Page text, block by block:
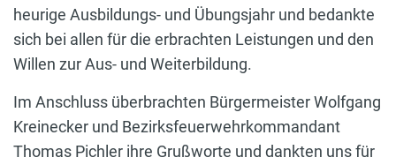
heurige Ausbildungs- und Übungsjahr und bedankte
sich bei allen für die erbrachten Leistungen und den
Willen zur Aus- und Weiterbildung.
Im Anschluss überbrachten Bürgermeister Wolfgang
Kreinecker und Bezirksfeuerwehrkommandant
Thomas Pichler ihre Grußworte und dankten uns für